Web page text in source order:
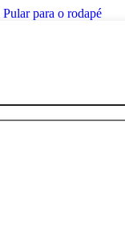
Pular para o rodapé